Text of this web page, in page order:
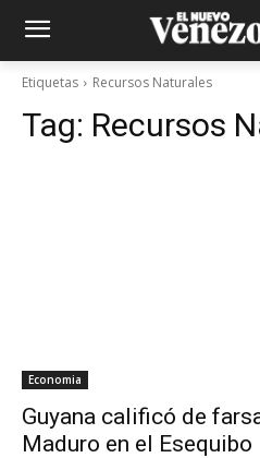
Etiquetas Recursos Naturales
Tag: Recursos
Economia
Guyana calificó de
Maduro en el Esequibo